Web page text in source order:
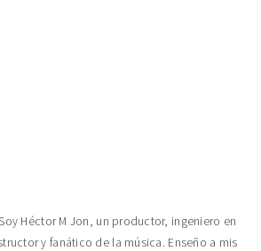
Soy Héctor M Jon, un productor, ingeniero en
y fanático de la música. Enseño a mis